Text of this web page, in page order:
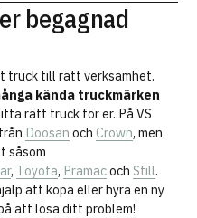
begagnad
truck till rätt verksamhet.
kända truckmärken
rätt truck för er. På VS
Doosan och Crown, men
såsom
, Toyota, PramacochStill.
att köpa eller hyra en ny
att lösa ditt problem!